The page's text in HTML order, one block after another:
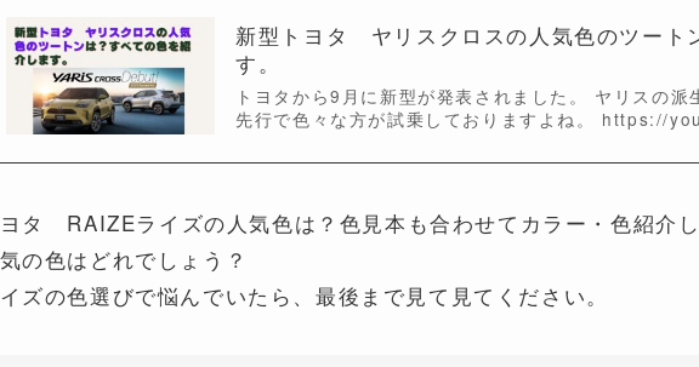
新型トヨタ ヤリスクロスの人気色のツート
す。
トヨタから9月に新型が発表されました。 ヤリスの派
先行で色々な方が試乗しておりますよね。 https://
ヨタ RAIZEライズの人気色は？色見本も合わせてカラー・色紹介し
の色はどれでしょう？
ズの色選びで悩んでいたら、最後まで見て見てください。